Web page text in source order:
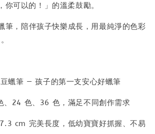
可以的！」的溫柔鼓勵。
筆，陪伴孩子快樂成長，用最純淨的色彩
蠟筆 — 孩子的第一支安心好蠟筆
、24 色、36 色，滿足不同創作需求
cm 完美長度，低幼寶寶好抓握、不易